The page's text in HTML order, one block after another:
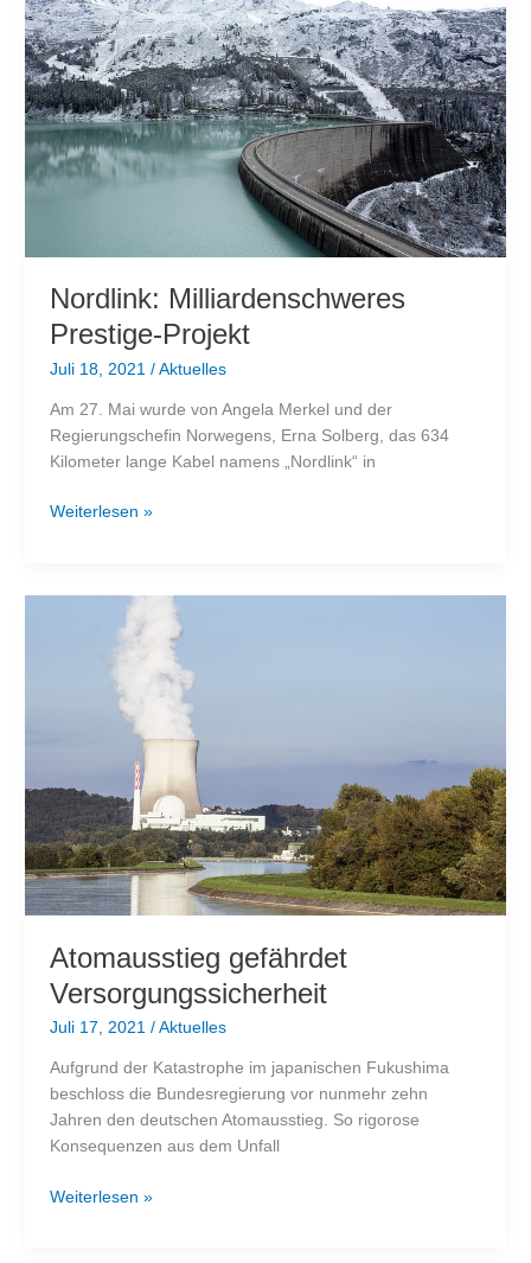
Nordlink: Milliardenschweres
Prestige-Projekt
Juli 18, 2021 / Aktuelles
Am 27. Mai wurde von Angela Merkel und der
Regierungschefin Norwegens, Erna Solberg, das 634
Kilometer lange Kabel namens „Nordlink“ in
Nordlink:
Weiterlesen »
Atomausstieg gefährdet
Versorgungssicherheit
Juli 17, 2021 / Aktuelles
Aufgrund der Katastrophe im japanischen Fukushima
beschloss die Bundesregierung vor nunmehr zehn
Jahren den deutschen Atomausstieg. So rigorose
Konsequenzen aus dem Unfall
Atomausstieg
Weiterlesen »